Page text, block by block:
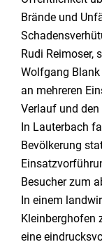
Brände und
Rudi Reimoser,
Wolfgang
an mehreren
Verlauf und
In Lauterbach
Bevölkerung
Besucher zum
In einem
Kleinberghofen
eine